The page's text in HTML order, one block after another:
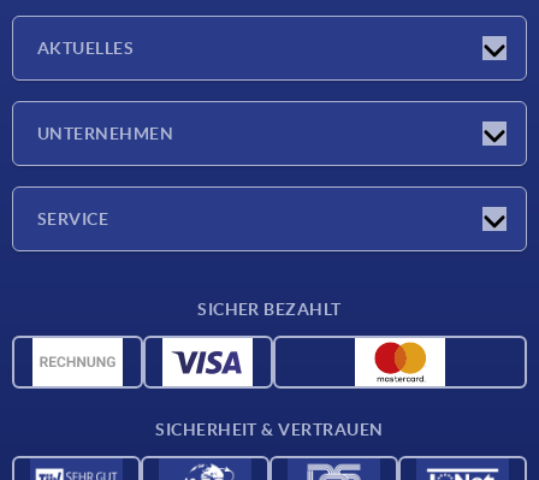
AKTUELLES
UNTERNEHMEN
SERVICE
CAD-Daten
SICHER BEZAHLT
SICHERHEIT & VERTRAUEN